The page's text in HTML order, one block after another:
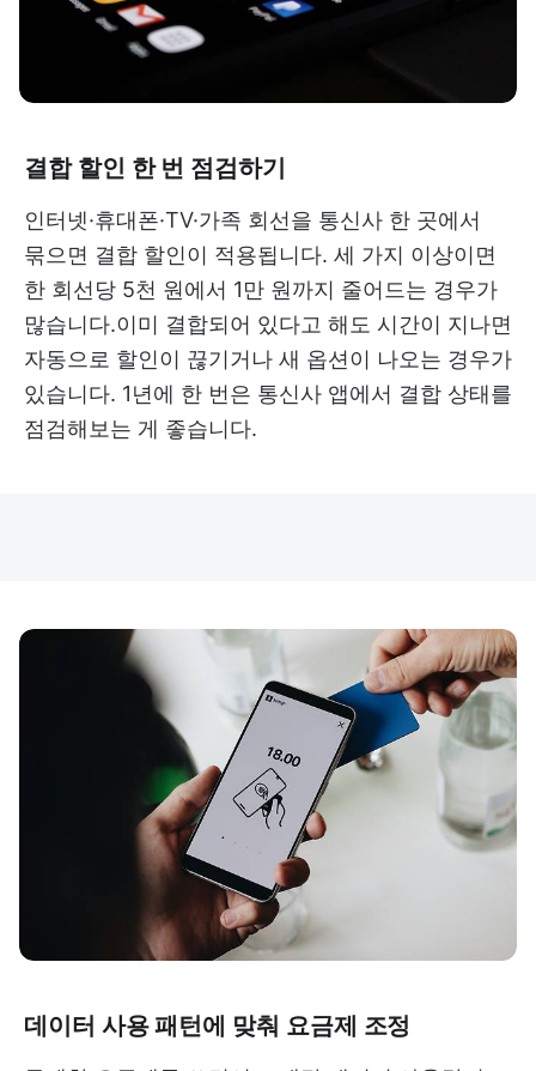
결합 할인 한 번 점검하기
인터넷·휴대폰·TV·가족 회선을 통신사 한 곳에서
묶으면 결합 할인이 적용됩니다. 세 가지 이상이면
한 회선당 5천 원에서 1만 원까지 줄어드는 경우가
많습니다.이미 결합되어 있다고 해도 시간이 지나면
자동으로 할인이 끊기거나 새 옵션이 나오는 경우가
있습니다. 1년에 한 번은 통신사 앱에서 결합 상태를
점검해보는 게 좋습니다.
데이터 사용 패턴에 맞춰 요금제 조정